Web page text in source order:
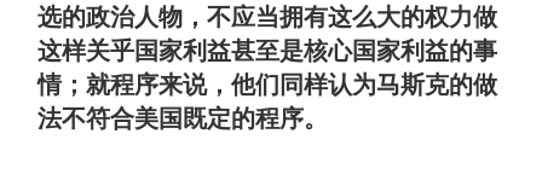
选的政治人物，不应当拥有这么大的权力做
这样关乎国家利益甚至是核心国家利益的事
情；就程序来说，他们同样认为马斯克的做
法不符合美国既定的程序。